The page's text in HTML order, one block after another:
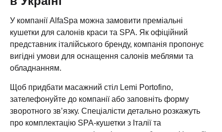
У компанії AlfaSpa можна замовити преміальні
кушетки для салонів краси та SPA. Як офіційний
представник італійського бренду, компанія пропонує
вигідні умови для оснащення салонів меблями та
обладнанням.
Щоб придбати масажний стіл Lemi Portofino,
зателефонуйте до компанії або заповніть форму
зворотного зв’язку. Спеціалісти детально розкажуть
про комплектацію SPA-кушетки з Італії та